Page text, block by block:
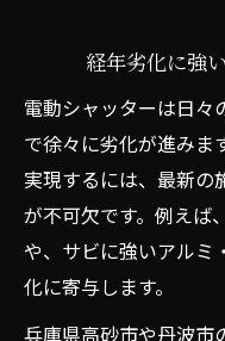
経年劣化に強
電動シャッターは日々
で徐々に劣化が進みま
実現するには、最新の
が不可欠です。例えば
や、サビに強いアルミ
化に寄与します。
兵庫県高砂市や丹波市